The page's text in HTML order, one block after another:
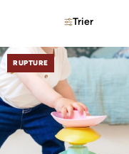
Trier
RUPTURE